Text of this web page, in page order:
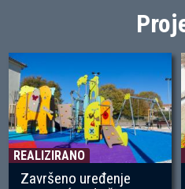
REALIZIRANO
Završeno uređenje